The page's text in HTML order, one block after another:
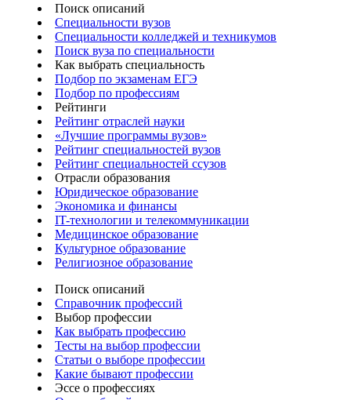
Поиск описаний
Специальности вузов
Специальности колледжей и техникумов
Поиск вуза по специальности
Как выбрать специальность
Подбор по экзаменам ЕГЭ
Подбор по профессиям
Рейтинги
Рейтинг отраслей науки
«Лучшие программы вузов»
Рейтинг специальностей вузов
Рейтинг специальностей ссузов
Отрасли образования
Юридическое образование
Экономика и финансы
IT-технологии и телекоммуникации
Медицинское образование
Культурное образование
Религиозное образование
Поиск описаний
Справочник профессий
Выбор профессии
Как выбрать профессию
Тесты на выбор профессии
Статьи о выборе профессии
Какие бывают профессии
Эссе о профессиях